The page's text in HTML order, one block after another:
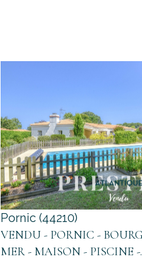
voir le
Pornic (44210)
VENDU - PORNIC -
MER - MAISON - PISCINE -